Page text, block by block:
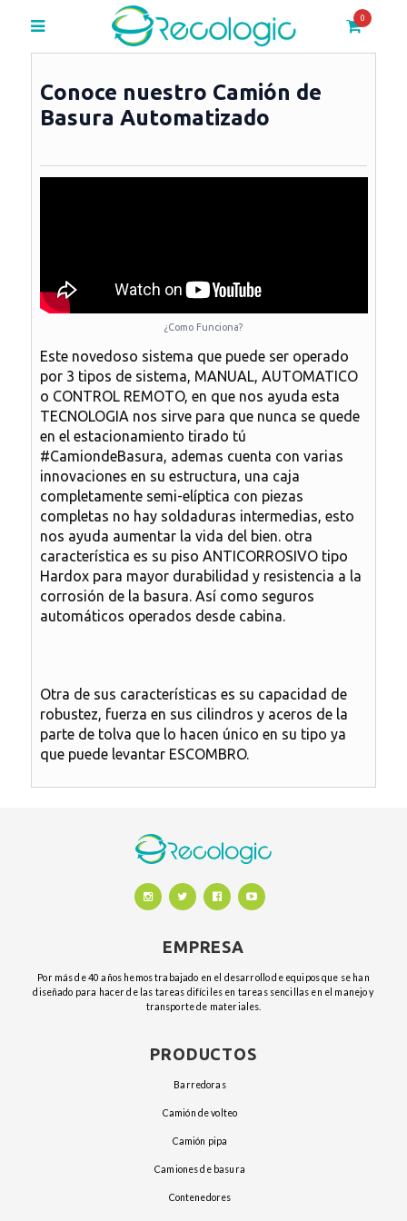
0
Conoce nuestro Camión de
Basura Automatizado
¿Como Funciona?
Este novedoso sistema que puede ser operado
por 3 tipos de sistema, MANUAL, AUTOMATICO
o CONTROL REMOTO, en que nos ayuda esta
TECNOLOGIA nos sirve para que nunca se quede
en el estacionamiento tirado tú
#CamiondeBasura, ademas cuenta con varias
innovaciones en su estructura, una caja
completamente semi-elíptica con piezas
completas no hay soldaduras intermedias, esto
nos ayuda aumentar la vida del bien. otra
característica es su piso ANTICORROSIVO tipo
Hardox para mayor durabilidad y resistencia a la
corrosión de la basura. Así como seguros
automáticos operados desde cabina.
Otra de sus características es su capacidad de
robustez, fuerza en sus cilindros y aceros de la
parte de tolva que lo hacen único en su tipo ya
que puede levantar ESCOMBRO.
EMPRESA
Por más de 40 años hemos trabajado en el desarrollo de equipos que se han
diseñado para hacer de las tareas difíciles en tareas sencillas en el manejo y
transporte de materiales.
PRODUCTOS
barredoras
camión de volteo
camión pipa
camiones de basura
contenedores